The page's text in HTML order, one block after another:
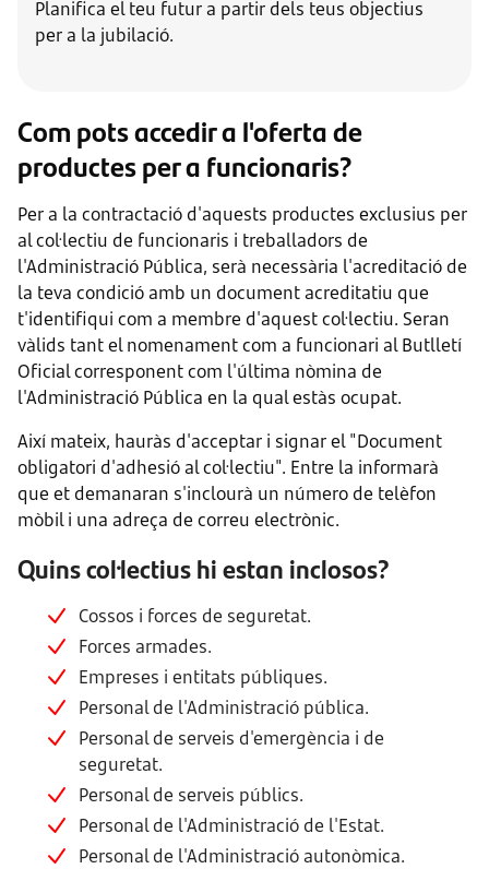
Planifica el teu futur a partir dels teus objectius
per a la jubilació.
Com pots accedir a l'oferta de
productes per a funcionaris?
Per a la contractació d'aquests productes exclusius per
al col·lectiu de funcionaris i treballadors de
l'Administració Pública, serà necessària l'acreditació de
la teva condició amb un document acreditatiu que
t'identifiqui com a membre d'aquest col·lectiu. Seran
vàlids tant el nomenament com a funcionari al Butlletí
Oficial corresponent com l'última nòmina de
l'Administració Pública en la qual estàs ocupat.
Així mateix, hauràs d'acceptar i signar el "Document
obligatori d'adhesió al col·lectiu". Entre la informarà
que et demanaran s'inclourà un número de telèfon
mòbil i una adreça de correu electrònic.
Quins col·lectius hi estan inclosos?
Cossos i forces de seguretat.
Forces armades.
Empreses i entitats públiques.
Personal de l'Administració pública.
Personal de serveis d'emergència i de
seguretat.
Personal de serveis públics.
Personal de l'Administració de l'Estat.
Personal de l'Administració autonòmica.